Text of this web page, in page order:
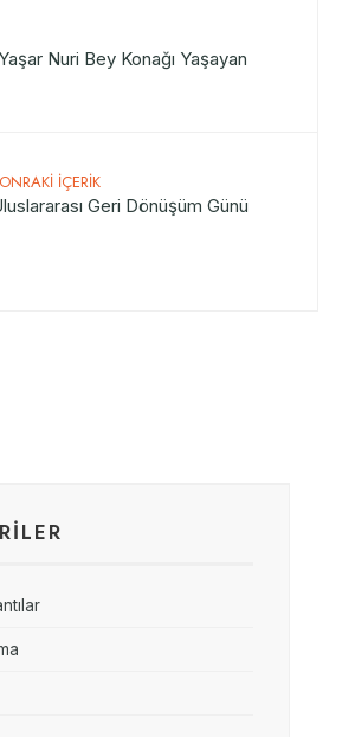
Nuri Bey Konağı Yaşayan
İÇERIK
Geri Dönüşüm Günü